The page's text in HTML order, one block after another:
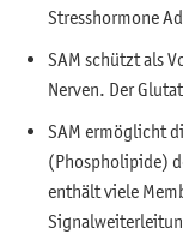
Stresshormone
SAM schützt als
Nerven. Der
SAM ermöglicht
(Phospholipide)
enthält viele